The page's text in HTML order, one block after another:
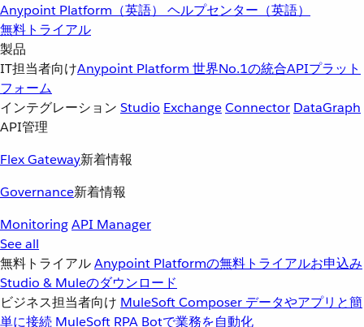
Anypoint Platform（英語） ヘルプセンター（英語）
無料トライアル
製品
IT担当者向けAnypoint Platform 世界No.1の統合APIプラット
フォーム
インテグレーション Studio ExchangeConnector DataGraph
API管理
Flex Gateway新着情報
Governance新着情報
MonitoringAPI Manager
See all
無料トライアルAnypoint Platformの無料トライアルお申込み
Studio & Muleのダウンロード
ビジネス担当者向け MuleSoft Composer データやアプリと簡
単に接続 MuleSoft RPA Botで業務を自動化